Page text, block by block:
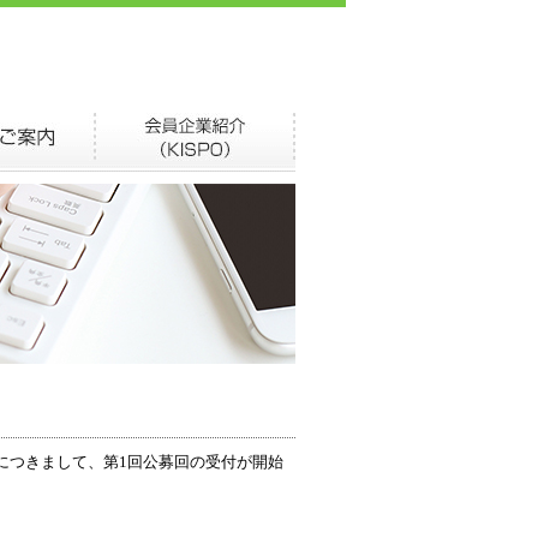
つきまして、第1回公募回の受付が開始